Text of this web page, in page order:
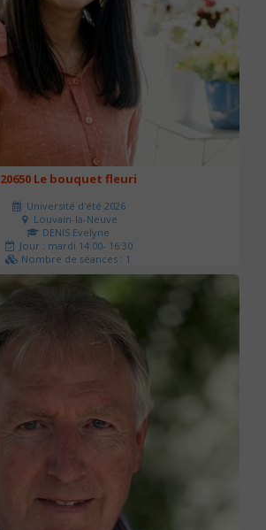
20650 Le bouquet fleuri
Université d'été 2026
Louvain-la-Neuve
DENIS Evelyne
Jour : mardi 14:00- 16:30
Nombre de séances : 1
60 €